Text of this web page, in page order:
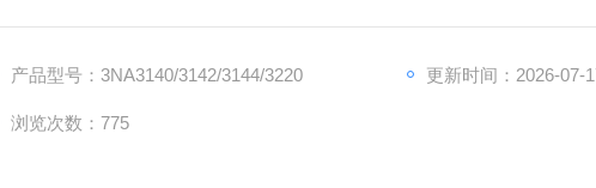
备的故障保护,应用于建筑物大楼、酒店办公楼和工业领域等;作为导线和设
产品型号：3NA3140/3142/3144/3220
更新时间：2026-07-
浏览次数：775